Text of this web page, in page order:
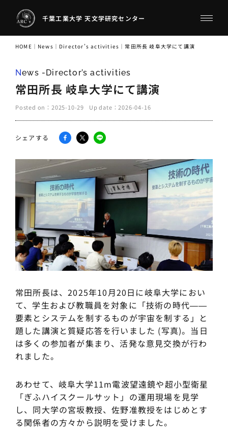
千葉工業大学 天文学研究センター
HOME ｜ News ｜ Director’s activities ｜常田所長 岐阜大学にて講演
News -Director’s activities
常田所長 岐阜大学にて講演
Posted on： 2025-10-29 Up date： 2026-04-16
シェアする
常田所長は、2025年10月20日に岐阜大学におい
て、学生および教職員を対象に「技術の時代――
要素とシステムを制するものが宇宙を制する」と
題した講演と質疑応答を行いました (写真)。当日
は多くの参加者が集まり、活発な意見交換が行わ
れました。
あわせて、岐阜大学11m電波望遠鏡や超小型衛星
「ぎふハイスクールサット」の運用現場を見学
し、同大学の宮坂教授、佐野准教授をはじめとす
る関係者の方々から説明を受けました。